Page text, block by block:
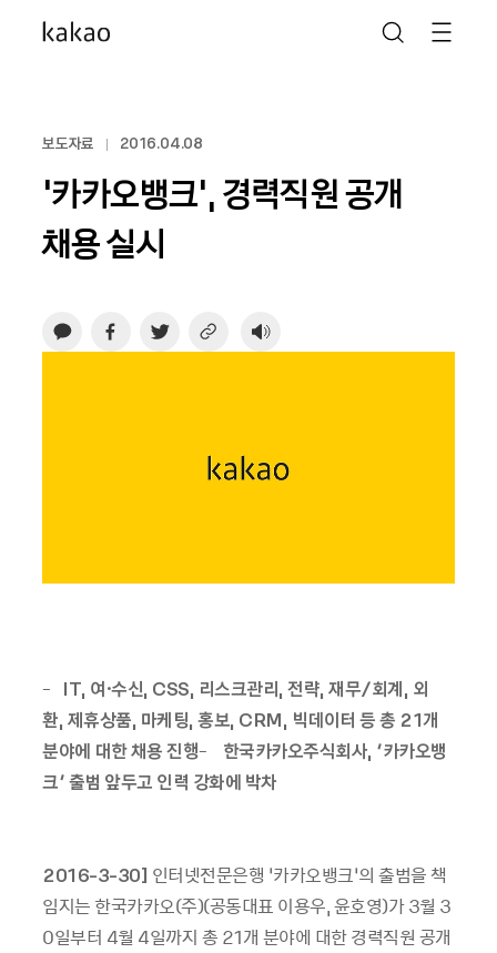
보도자료 2016.04.08
‘카카오뱅크’, 경력직원 공개
채용 실시
- IT, 여·수신, CSS, 리스크관리, 전략, 재무/회계, 외
환, 제휴상품, 마케팅, 홍보, CRM, 빅데이터 등 총 21개
분야에 대한 채용 진행- 한국카카오주식회사, ‘카카오뱅
크’출범 앞두고 인력 강화에 박차
2016-3-30] 인터넷전문은행 ‘카카오뱅크’의 출범을 책
임지는 한국카카오(주)(공동대표 이용우,윤호영)가3월 3
0일부터 4월 4일까지 총 21개 분야에 대한 경력직원 공개